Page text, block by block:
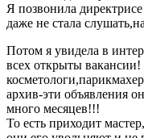
Я позвонила
даже не стала
Потом я увидела в
всех открыты
архив-эти объявления
много месяцев!!!
То есть приходит